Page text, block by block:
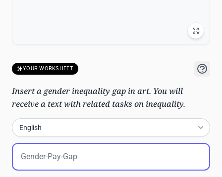
YOUR WORKSHEET
Insert a gender inequality gap in art. You will
receive a text with related tasks on inequality.
English